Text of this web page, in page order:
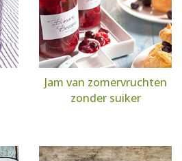
Jam van zomervruchten
zonder suiker